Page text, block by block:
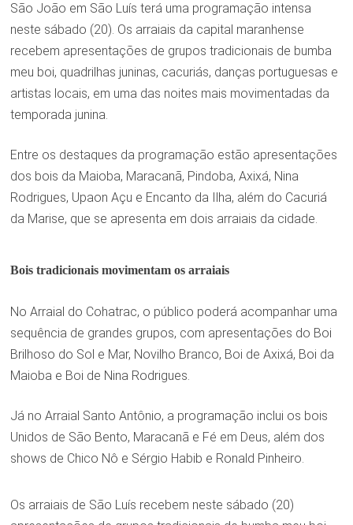
São João em São Luís terá uma programação intensa
neste sábado (20). Os arraiais da capital maranhense
recebem apresentações de grupos tradicionais de bumba
meu boi, quadrilhas juninas, cacuriás, danças portuguesas e
artistas locais, em uma das noites mais movimentadas da
temporada junina.
Entre os destaques da programação estão apresentações
dos bois da Maioba, Maracanã, Pindoba, Axixá, Nina
Rodrigues, Upaon Açu e Encanto da Ilha, além do Cacuriá
da Marise, que se apresenta em dois arraiais da cidade.
Bois tradicionais movimentam os arraiais
No Arraial do Cohatrac, o público poderá acompanhar uma
sequência de grandes grupos, com apresentações do Boi
Brilhoso do Sol e Mar, Novilho Branco, Boi de Axixá, Boi da
Maioba e Boi de Nina Rodrigues.
Já no Arraial Santo Antônio, a programação inclui os bois
Unidos de São Bento, Maracanã e Fé em Deus, além dos
shows de Chico Nô e Sérgio Habib e Ronald Pinheiro.
Os arraiais de São Luís recebem neste sábado (20)